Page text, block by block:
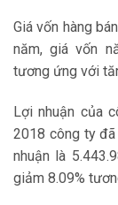
Giá vốn hàng
năm, giá vốn
tương ứng với
Lợi nhuận của
2018 công ty
nhuận là
giảm 8.09%